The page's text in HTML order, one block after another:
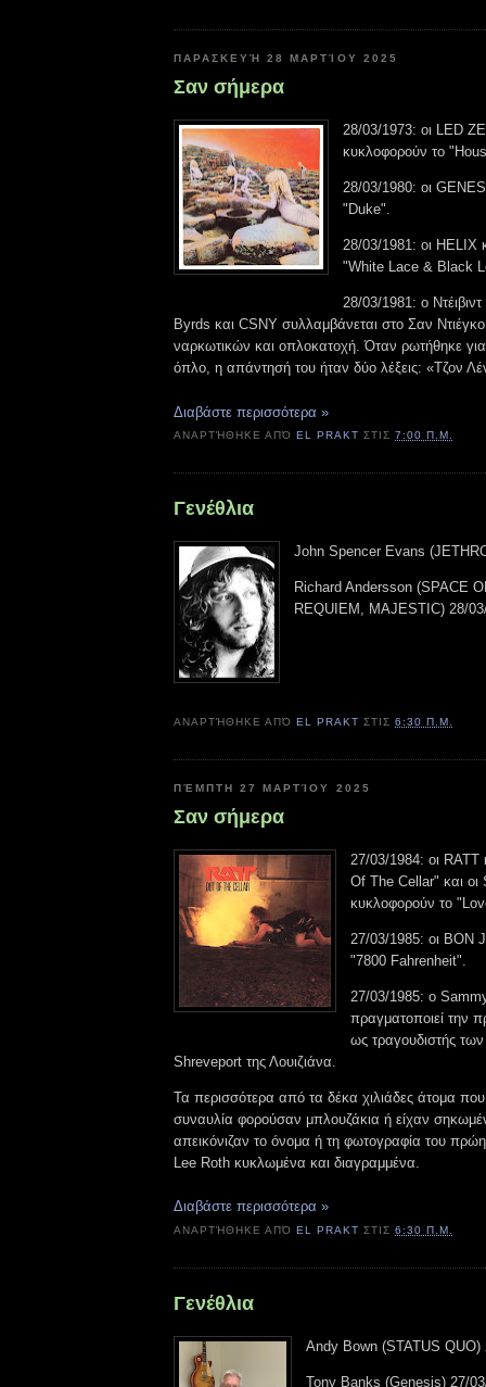
ΠΑΡΑΣΚΕΥΉ 28 ΜΑΡΤΊΟΥ 2025
Σαν σήμερα
28/03/1973: οι LED
κυκλοφορούν το
28/03/1980: οι
"Duke".
28/03/1981: οι HELIX
"White Lace & Black
28/03/1981: ο
Byrds και CSNY συλλαμβάνεται στο Σαν
ναρκωτικών και οπλοκατοχή. Όταν ρωτήθηκε
όπλο, η απάντησή του ήταν δύο λέξεις: «Τζον
Διαβάστε περισσότερα »
ΑΝΑΡΤΉΘΗΚΕ ΑΠΌEL PRAKT ΣΤΙΣ7:00 Π.Μ.
Γενέθλια
John Spencer Evans
Richard Andersson (SPACE
REQUIEM, MAJESTIC) 28/
ΑΝΑΡΤΉΘΗΚΕ ΑΠΌEL PRAKT ΣΤΙΣ6:30 Π.Μ.
ΠΈΜΠΤΗ 27 ΜΑΡΤΊΟΥ 2025
Σαν σήμερα
27/03/1984: οι
Of The Cellar" και
κυκλοφορούν το
27/03/1985: οι BON
"7800 Fahrenheit".
27/03/1985: ο
πραγματοποιεί την
ως τραγουδιστής
Shreveport της Λουιζιάνα.
Τα περισσότερα από τα δέκα χιλιάδες άτομα
συναυλία φορούσαν μπλουζάκια ή είχαν
απεικόνιζαν το όνομα ή τη φωτογραφία του
Lee Roth κυκλωμένα και διαγραμμένα.
Διαβάστε περισσότερα »
ΑΝΑΡΤΉΘΗΚΕ ΑΠΌEL PRAKT ΣΤΙΣ6:30 Π.Μ.
Γενέθλια
Andy Bown (STATUS QUO)
Tony Banks (Genesis) 27/